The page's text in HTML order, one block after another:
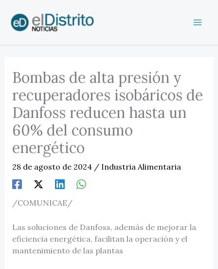
contenido
Bombas de alta presión y
recuperadores isobáricos de
Danfoss reducen hasta un
60% del consumo
energético
28 de agosto de 2024 / Industria Alimentaria
/COMUNICAE/
Las soluciones de Danfoss, además de mejorar la
eficiencia energética, facilitan la operación y el
mantenimiento de las plantas